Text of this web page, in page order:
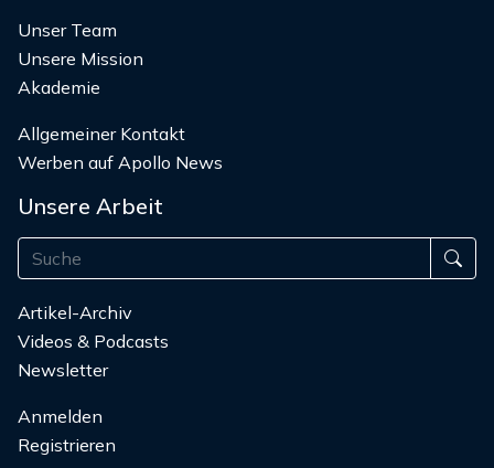
Unser Team
Unsere Mission
Akademie
Allgemeiner Kontakt
Werben auf Apollo News
Unsere Arbeit
Artikel-Archiv
Videos & Podcasts
Newsletter
Anmelden
Registrieren